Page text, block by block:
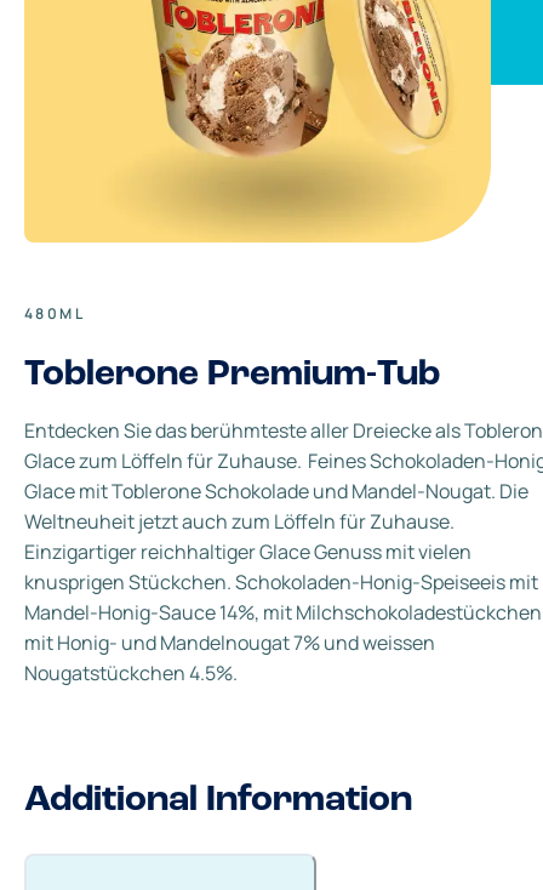
480ML
Toblerone Premium-Tub
Entdecken Sie das berühmteste aller Dreiecke als
Glace zum Löffeln für Zuhause. Feines Schokoladen-
Glace mit Toblerone Schokolade und Mandel-Nougat. Die
Weltneuheit jetzt auch zum Löffeln für Zuhause.
Einzigartiger reichhaltiger Glace Genuss mit vielen
knusprigen Stückchen. Schokoladen-Honig-Speiseeis mit
Mandel-Honig-Sauce 14%, mit Milchschokoladestückchen
mit Honig- und Mandelnougat 7% und weissen
Nougatstückchen 4.5%.
Additional Information